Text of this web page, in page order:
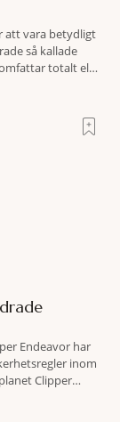
att vara betydligt
så kallade
totalt elva
Endeavor har
inom
Clipper